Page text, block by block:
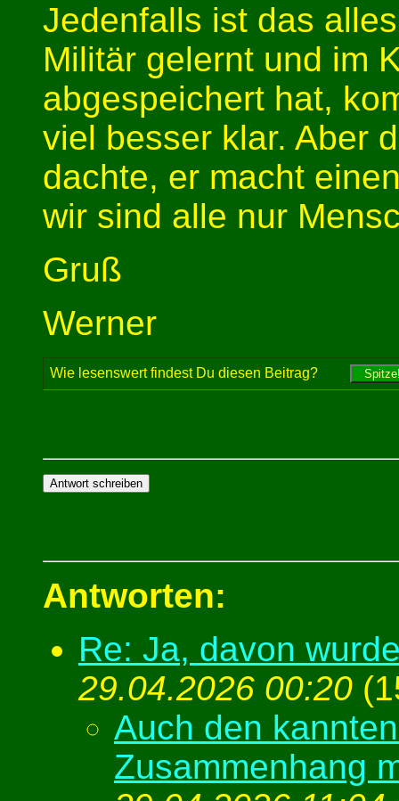
Jedenfalls ist das
Militär gelernt und im
abgespeichert hat,
viel besser klar. Aber
dachte, er macht
wir sind alle nur
Gruß
Werner
Wie lesenswert findest Du diesen Beitrag?
Antworten:
Re: Ja, davon
29.04.2026 00:20 (
Auch den
Zusammenhang